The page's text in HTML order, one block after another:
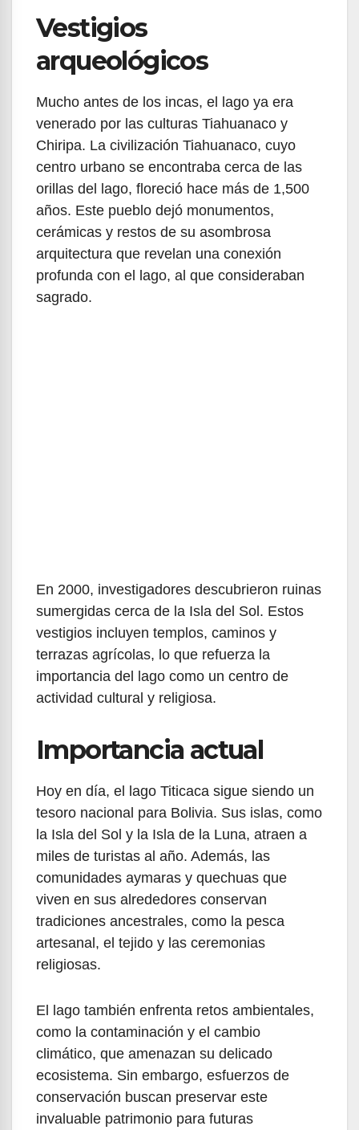
Vestigios
arqueológicos
Mucho antes de los incas, el lago ya era
venerado por las culturas Tiahuanaco y
Chiripa. La civilización Tiahuanaco, cuyo
centro urbano se encontraba cerca de las
orillas del lago, floreció hace más de 1,500
años. Este pueblo dejó monumentos,
cerámicas y restos de su asombrosa
arquitectura que revelan una conexión
profunda con el lago, al que consideraban
sagrado.
En 2000, investigadores descubrieron ruinas
sumergidas cerca de la Isla del Sol. Estos
vestigios incluyen templos, caminos y
terrazas agrícolas, lo que refuerza la
importancia del lago como un centro de
actividad cultural y religiosa.
Importancia actual
Hoy en día, el lago Titicaca sigue siendo un
tesoro nacional para Bolivia. Sus islas, como
la Isla del Sol y la Isla de la Luna, atraen a
miles de turistas al año. Además, las
comunidades aymaras y quechuas que
viven en sus alrededores conservan
tradiciones ancestrales, como la pesca
artesanal, el tejido y las ceremonias
religiosas.
El lago también enfrenta retos ambientales,
como la contaminación y el cambio
climático, que amenazan su delicado
ecosistema. Sin embargo, esfuerzos de
conservación buscan preservar este
invaluable patrimonio para futuras